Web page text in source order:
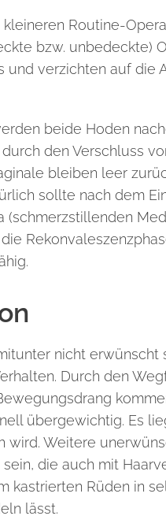
Routine-
bzw. unbedeckte)
und verzichten auf die
beide Hoden
den Verschluss
bleiben leer
sollte nach dem
(schmerzstillenden
nicht erwünscht
Durch den
übergewichtig. Es
wird. Weitere
die auch mit
kastrierten Rüden in
lässt.